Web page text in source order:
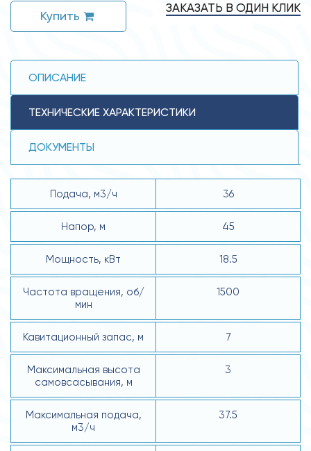
Купить
ЗАКАЗАТЬ В ОДИН КЛИК
ОПИСАНИЕ
ТЕХНИЧЕСКИЕ ХАРАКТЕРИСТИКИ
ДОКУМЕНТЫ
Подача, м3/ч 36
Напор, м 45
Мощность, кВт 18.5
Частота вращения, об/
мин
1500
Кавитационный запас, м 7
Максимальная высота
самовсасывания, м
3
Максимальная подача,
м3/ч
37.5